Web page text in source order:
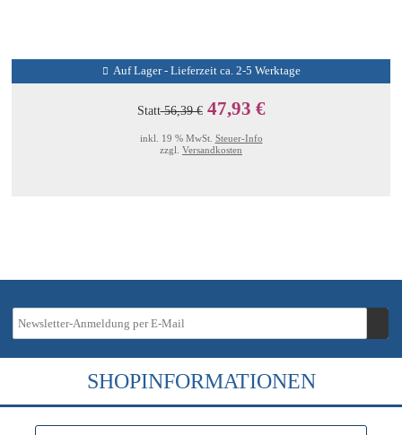
Auf Lager - Lieferzeit ca. 2-5 Werktage
Statt56,39 € 47,93 €
inkl. 19 % MwSt. Steuer-Info
zzgl. Versandkosten
SHOPINFORMATIONEN